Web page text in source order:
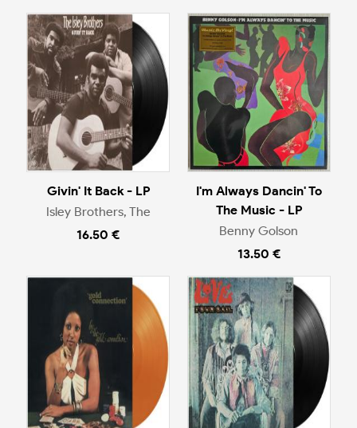
Givin' It Back - LP
Isley Brothers, The
16.50 €
I'm Always Dancin' To
The Music - LP
Benny Golson
13.50 €